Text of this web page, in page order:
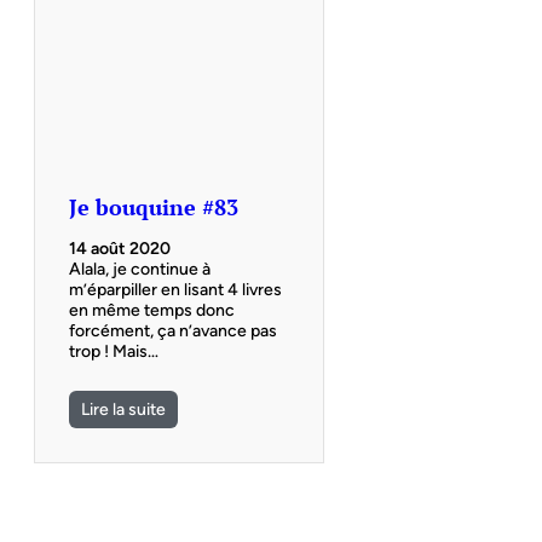
Je bouquine #83
14 août 2020
Alala, je continue à
m’éparpiller en lisant 4 livres
en même temps donc
forcément, ça n’avance pas
trop ! Mais…
Lire la suite